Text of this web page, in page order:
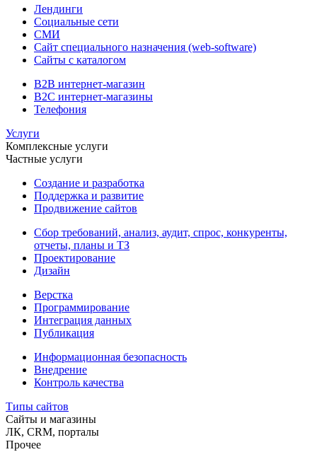
Лендинги
Социальные сети
СМИ
Сайт специального назначения (web-software)
Сайты с каталогом
B2B интернет-магазин
B2C интернет-магазины
Телефония
Услуги
Комплексные услуги
Частные услуги
Создание и разработка
Поддержка и развитие
Продвижение сайтов
Сбор требований, анализ, аудит, спрос, конкуренты,
отчеты, планы и ТЗ
Проектирование
Дизайн
Верстка
Программирование
Интеграция данных
Публикация
Информационная безопасность
Внедрение
Контроль качества
Типы сайтов
Сайты и магазины
ЛК, CRM, порталы
Прочее